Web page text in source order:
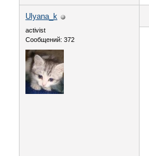
Ulyana_k
activist
Сообщений: 372